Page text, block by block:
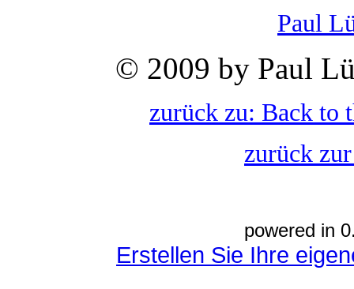
Paul
© 2009 by Paul
zurück zu: Back to
zurück
powered in
Erstellen Sie Ihre